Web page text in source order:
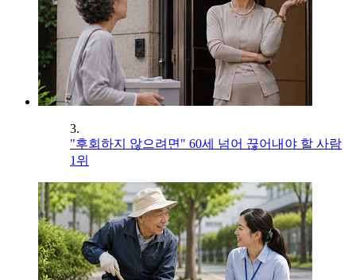
3.
"후회하지 않으려면" 60세 넘어 끊어내야 할 사람
1위